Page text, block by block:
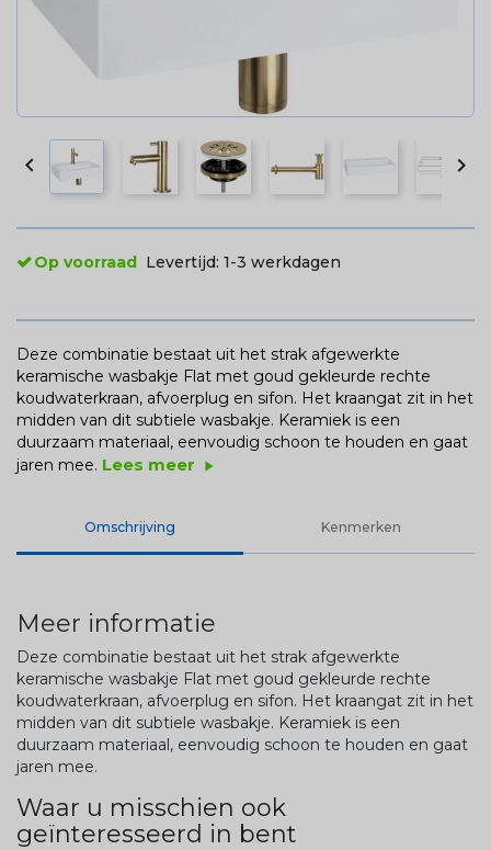
 
Op voorraad Levertijd: 1-3 werkdagen
Deze combinatie bestaat uit het strak afgewerkte
keramische wasbakje Flat met goud gekleurde rechte
koudwaterkraan, afvoerplug en sifon. Het kraangat zit in het
midden van dit subtiele wasbakje. Keramiek is een
duurzaam materiaal, eenvoudig schoon te houden en gaat
jaren mee. Lees meer play_arrow
Omschrijving Kenmerken
Meer informatie
Deze combinatie bestaat uit het strak afgewerkte
keramische wasbakje Flat met goud gekleurde rechte
koudwaterkraan, afvoerplug en sifon. Het kraangat zit in het
midden van dit subtiele wasbakje. Keramiek is een
duurzaam materiaal, eenvoudig schoon te houden en gaat
jaren mee.
Waar u misschien ook
geïnteresseerd in bent